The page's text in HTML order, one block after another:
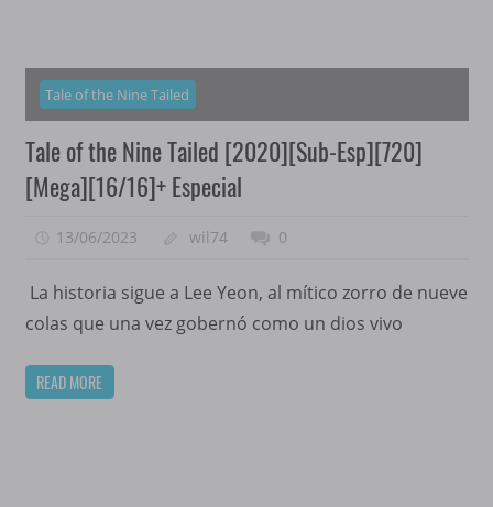
Tale of the Nine Tailed
Tale of the Nine Tailed [2020][Sub-Esp][720]
[Mega][16/16]+ Especial
13/06/2023 wil74 0
La historia sigue a Lee Yeon, al mítico zorro de nueve
colas que una vez gobernó como un dios vivo
READ MORE